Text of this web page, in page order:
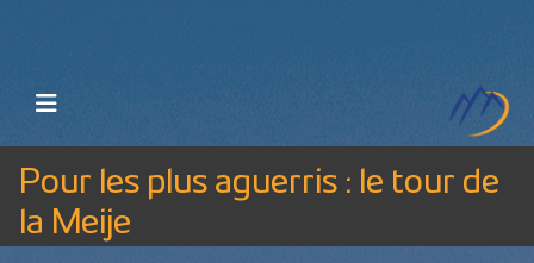
Pour les plus aguerris : le tour de
la Meije